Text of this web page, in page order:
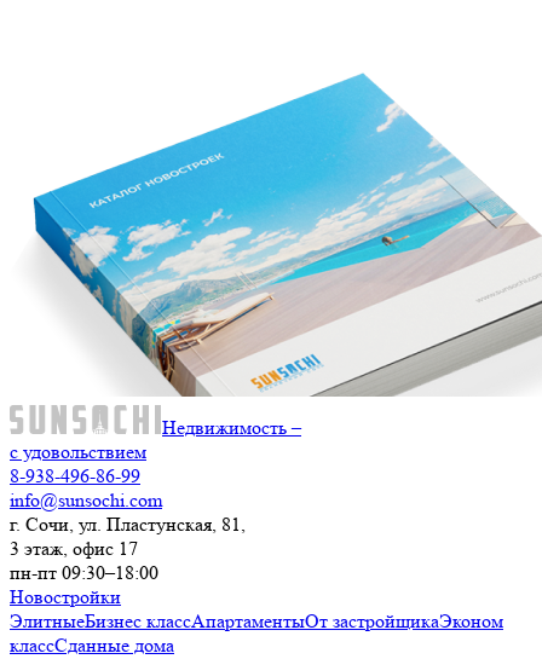
Недвижимость –
с удовольствием
8-938-496-86-99
info@sunsochi.com
г. Сочи, ул. Пластунская, 81,
3 этаж, офис 17
пн-пт 09:30–18:00
Новостройки
ЭлитныеБизнес классАпартаментыОт застройщикаЭконом
классСданные дома